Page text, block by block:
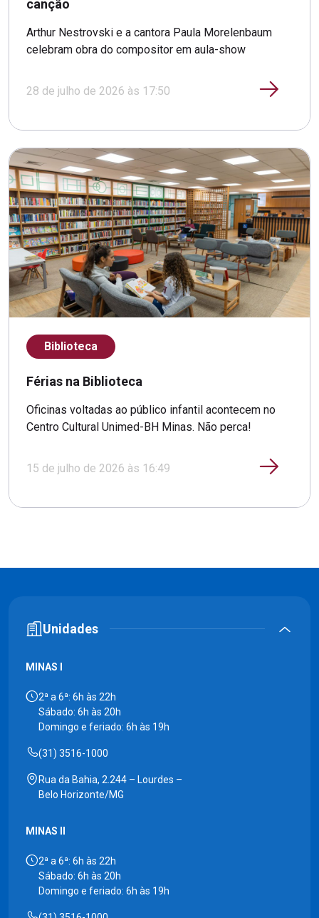
canção
Arthur Nestrovski e a cantora Paula Morelenbaum
celebram obra do compositor em aula-show
28 de julho de 2026 às 17:50
Biblioteca
Férias na Biblioteca
Oficinas voltadas ao público infantil acontecem no
Centro Cultural Unimed-BH Minas. Não perca!
15 de julho de 2026 às 16:49
Unidades
MINAS I
2ª a 6ª: 6h às 22h
Sábado: 6h às 20h
Domingo e feriado: 6h às 19h
(31) 3516-1000
Rua da Bahia, 2.244 – Lourdes –
Belo Horizonte/MG
MINAS II
2ª a 6ª: 6h às 22h
Sábado: 6h às 20h
Domingo e feriado: 6h às 19h